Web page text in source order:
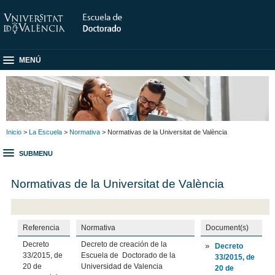
MENÚ
Inicio > La Escuela > Normativa > Normativas de la Universitat de València
SUBMENU
Normativas de la Universitat de València
Referencia Normativa
Document(s)
Decreto
33/2015, de
20 de
Decreto de creación de la
Escuela de Doctorado de la
Universidad de Valencia
Decreto
33/2015, de
20 de